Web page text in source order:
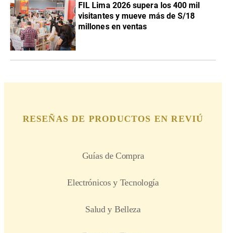
FIL Lima 2026 supera los 400 mil
visitantes y mueve más de S/18
millones en ventas